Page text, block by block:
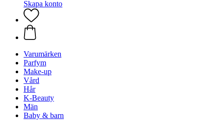
Skapa konto
Varumärken
Parfym
Make-up
Vård
Hår
K-Beauty
Män
Baby & barn